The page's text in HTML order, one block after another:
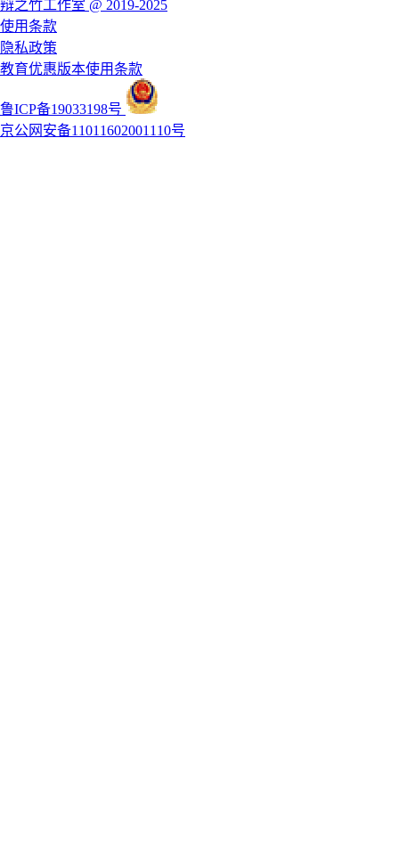
辩之竹工作室 @ 2019-2025
使用条款
隐私政策
教育优惠版本使用条款
鲁ICP备19033198号
京公网安备11011602001110号